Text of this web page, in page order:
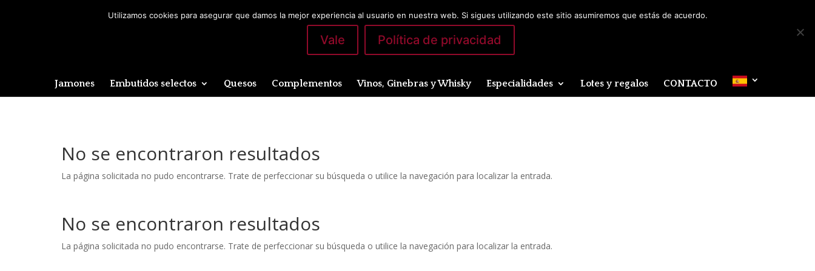
Mi cuenta 0 elementos
Jamones Embutidos selectos Quesos Complementos Vinos, Ginebras y Whisky Especialidades Lotes y regalos CONTACTO
No se encontraron resultados
La página solicitada no pudo encontrarse. Trate de perfeccionar su búsqueda o utilice la navegación para localizar la entrada.
No se encontraron resultados
La página solicitada no pudo encontrarse. Trate de perfeccionar su búsqueda o utilice la navegación para localizar la entrada.
Utilizamos cookies para asegurar que damos la mejor experiencia al usuario en nuestra web. Si sigues utilizando este sitio asumiremos que estás de acuerdo.
Vale Política de privacidad